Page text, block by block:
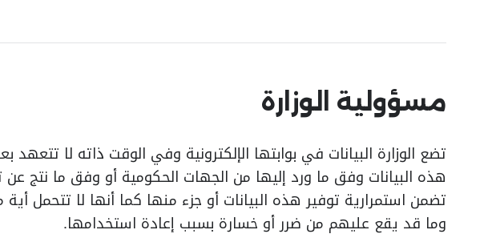
مسؤولية الوزارة
تضع الوزارة البيانات في بوابتها الإلكترونية وفي الوقت ذاته لا
هذه البيانات وفق ما ورد إليها من الجهات الحكومية أو وفق ما نتج عن
تضمن استمرارية توفير هذه البيانات أو جزء منها كما أنها لا تتحمل
وما قد يقع عليهم من ضرر أو خسارة بسبب إعادة استخدامها.